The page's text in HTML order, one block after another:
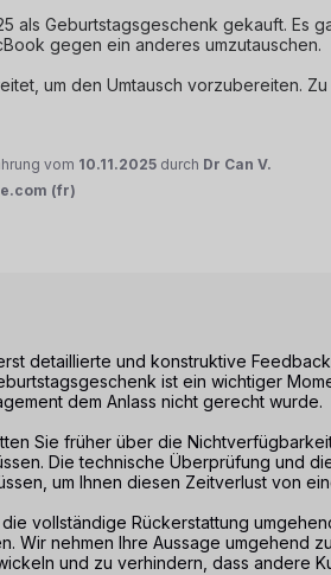
als Geburtstagsgeschenk gekauft. Es
gegen ein anderes umzutauschen.
um den Umtausch vorzubereiten.
vom 10.11.2025 durch Dr Can V.
(fr)
detaillierte und konstruktive
ist ein wichtiger
dem Anlass nicht gerecht wurde.
Sie früher über die
Die technische Überprüfung und
um Ihnen diesen Zeitverlust von
vollständige Rückerstattung
Wir nehmen Ihre Aussage umgehend
und zu verhindern, dass andere